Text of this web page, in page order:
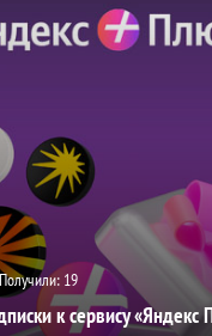
Получили: 19
к сервису «Яндекс